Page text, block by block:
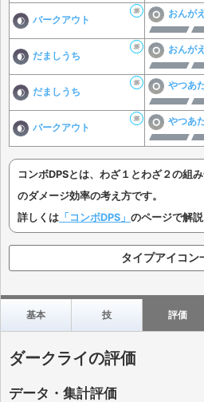
バークアウト
おんが
だましうち
おんが
だましうち
やつあ
バークアウト
やつあ
コンボDPSとは、わざ１とわざ２の組
のダメージ効率の考え方です。
詳しくは 「コンボDPS」 のページで解説
タイプアイコン
基本 技 評価
ダークライの評価
データ・集計評価